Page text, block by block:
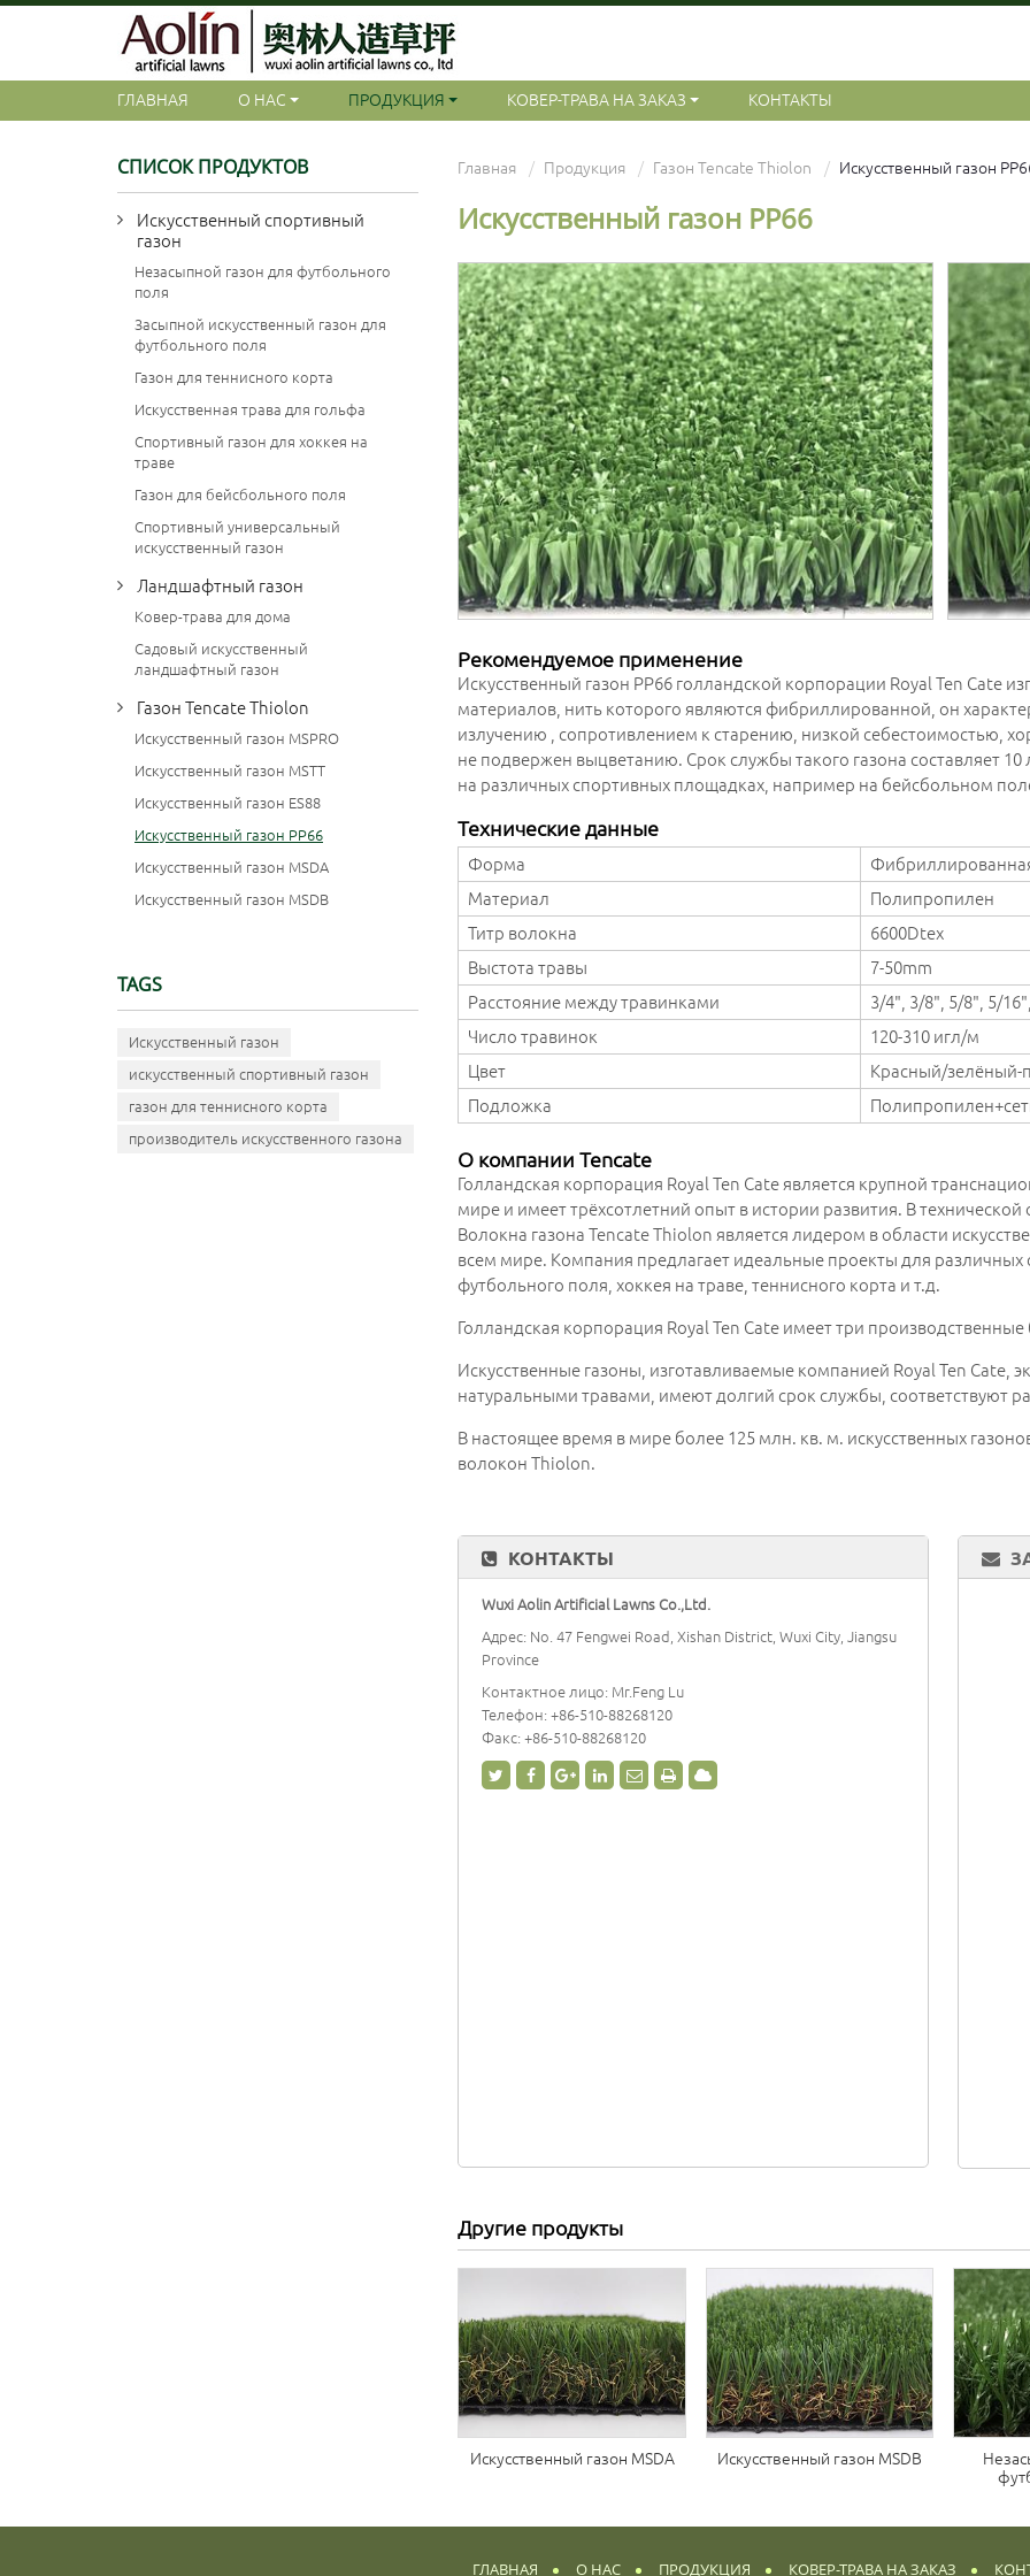
ГЛАВНАЯ О НАС ПРОДУКЦИЯ КОВЕР-ТРАВА НА ЗАКАЗ КОНТАКТЫ
Главная Продукция Газон Tencate Thiolon Искусственный газон
Искусственный газон PP66
Рекомендуемое применение
Искусственный газон PP66 голландской корпорации Royal Ten Cate
материалов, нить которого являются фибриллированной, он
излучению , сопротивлением к старению, низкой себестоимостью,
не подвержен выцветанию. Срок службы такого газона составляет
на различных спортивных площадках, например на бейсбольном
Технические данные
Форма
Материал
Полипропилен
Титр волокна
6600Dtex
Выстота травы
7-50mm
Расстояние между травинками
3/4", 3/8", 5/8", 5/
Число травинок
120-310 игл/м
Цвет
Красный/зелёный-
Подложка
О компании Tencate
Голландская корпорация Royal Ten Cate является крупной
мире и имеет трёхсотлетний опыт в истории развития. В
Волокна газона Tencate Thiolon является лидером в области
всем мире. Компания предлагает идеальные проекты для
футбольного поля, хоккея на траве, теннисного корта и т.д.
Голландская корпорация Royal Ten Cate имеет три
Искусственные газоны, изготавливаемые компанией Royal Ten Cate,
натуральными травами, имеют долгий срок службы, соответствуют
В настоящее время в мире более 125 млн. кв. м. искусственных
волокон Thiolon.
КОНТАКТЫ
Wuxi Aolin Artificial Lawns Co.,Ltd.
Адрес: No. 47 Fengwei Road, Xishan District, Wuxi City, Jiangsu
Province
Контактное лицо: Mr.Feng Lu
Телефон:+86-510-88268120
Факс: +86-510-88268120
Другие продукты
Искусственный газон MSDA Искусственный газон MSDB
СПИСОК ПРОДУКТОВ
Искусственный спортивный
газон
Незасыпной газон для футбольного
поля
Засыпной искусственный газон для
футбольного поля
Газон для теннисного корта
Искусственная трава для гольфа
Спортивный газон для хоккея на
траве
Газон для бейсбольного поля
Спортивный универсальный
искусственный газон
Ландшафтный газон
Ковер-трава для дома
Садовый искусственный
ландшафтный газон
Газон Tencate Thiolon
Искусственный газон MSPRO
Искусственный газон MSTT
Искусственный газон ES88
Искусственный газон PP66
Искусственный газон MSDA
Искусственный газон MSDB
TAGS
Искусственный газон
искусственный спортивный газон
газон для теннисного корта
производитель искусственного газона
ГЛАВНАЯ О НАС ПРОДУКЦИЯ КОВЕР-ТРАВА НА ЗАКАЗ